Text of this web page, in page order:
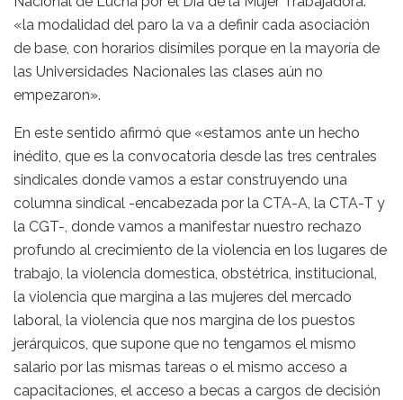
«la modalidad del paro la va a definir cada asociación
de base, con horarios disímiles porque en la mayoría de
las Universidades Nacionales las clases aún no
empezaron».
En este sentido afirmó que «estamos ante un hecho
inédito, que es la convocatoria desde las tres centrales
sindicales donde vamos a estar construyendo una
columna sindical -encabezada por la CTA-A, la CTA-T y
la CGT-, donde vamos a manifestar nuestro rechazo
profundo al crecimiento de la violencia en los lugares de
trabajo, la violencia domestica, obstétrica, institucional,
la violencia que margina a las mujeres del mercado
laboral, la violencia que nos margina de los puestos
jerárquicos, que supone que no tengamos el mismo
salario por las mismas tareas o el mismo acceso a
capacitaciones, el acceso a becas a cargos de decisión